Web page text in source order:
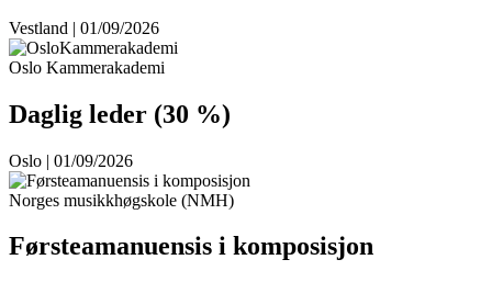
Vestland | 01/09/2026
Oslo Kammerakademi
Daglig leder (30 %)
Oslo | 01/09/2026
Norges musikkhøgskole (NMH)
Førsteamanuensis i komposisjon